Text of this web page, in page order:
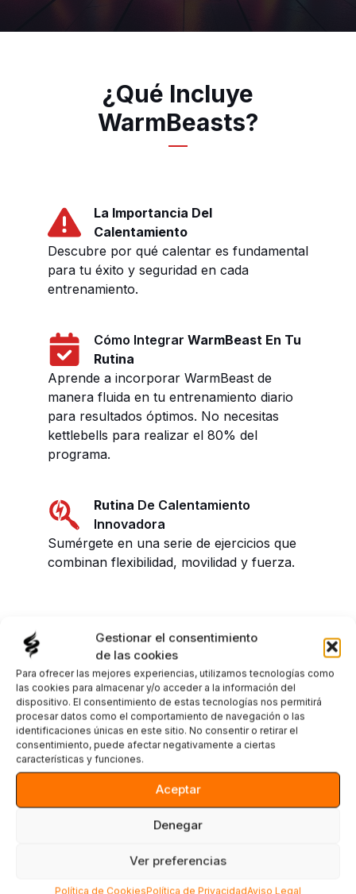
Gestionar el consentimiento
de las cookies
Para ofrecer las mejores experiencias, utilizamos tecnologías como
las cookies para almacenar y/o acceder a la información del
dispositivo. El consentimiento de estas tecnologías nos permitirá
procesar datos como el comportamiento de navegación o las
identificaciones únicas en este sitio. No consentir o retirar el
consentimiento, puede afectar negativamente a ciertas
características y funciones.
Aceptar
Denegar
Ver preferencias
Política de CookiesPolítica de PrivacidadAviso Legal
¿Qué Incluye
WarmBeasts?
La Importancia Del
Calentamiento
Descubre por qué calentar es fundamental
para tu éxito y seguridad en cada
entrenamiento.
Cómo Integrar WarmBeast En Tu
Rutina
Aprende a incorporar WarmBeast de
manera fluida en tu entrenamiento diario
para resultados óptimos. No necesitas
kettlebells para realizar el 80% del
programa.
Rutina De Calentamiento
Innovadora
Sumérgete en una serie de ejercicios que
combinan flexibilidad, movilidad y fuerza.
Masteriza los
Movimientos
El Molinillo
Un giro que revoluciona tu movilidad.
Avanza en tu calentamiento con pasos
Agilidad y fuerza en cada movimiento.